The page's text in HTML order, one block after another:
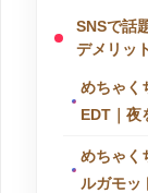
SNSで話
デメリッ
めちゃく
EDT｜夜
めちゃく
ルガモッ